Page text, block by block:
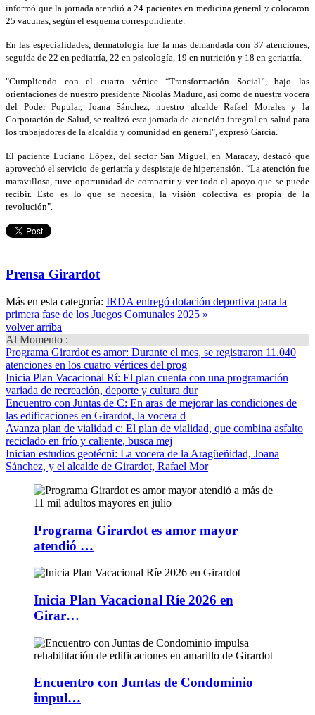
informó que la jornada atendió a 24 pacientes en medicina general y colocaron
25 vacunas, según el esquema correspondiente.
En las especialidades, dermatología fue la más demandada con 37 atenciones,
seguida de 22 en pediatría, 22 en psicología, 19 en nutrición y 18 en geriatría.
"Cumpliendo con el cuarto vértice “Transformación Social”, bajo las
orientaciones de nuestro presidente Nicolás Maduro, así como de nuestra vocera
del Poder Popular, Joana Sánchez, nuestro alcalde Rafael Morales y la
Corporación de Salud, se realizó esta jornada de atención integral en salud para
los trabajadores de la alcaldía y comunidad en general", expresó García.
El paciente Luciano López, del sector San Miguel, en Maracay, destacó que
aprovechó el servicio de geriatría y despistaje de hipertensión. “La atención fue
maravillosa, tuve oportunidad de compartir y ver todo el apoyo que se puede
recibir. Esto es lo que se necesita, la visión colectiva es propia de la
revolución".
Prensa Girardot
Más en esta categoría: IRDA entregó dotación deportiva para la
primera fase de los Juegos Comunales 2025 »
volver arriba
Al Momento :
Programa Girardot es amor: Durante el mes, se registraron 11.040
atenciones en los cuatro vértices del prog
Inicia Plan Vacacional Rí: El plan cuenta con una programación
variada de recreación, deporte y cultura dur
Encuentro con Juntas de C: En aras de mejorar las condiciones de
las edificaciones en Girardot, la vocera d
Avanza plan de vialidad c: El plan de vialidad, que combina asfalto
reciclado en frío y caliente, busca mej
Inician estudios geotécni: La vocera de la Aragüeñidad, Joana
Sánchez, y el alcalde de Girardot, Rafael Mor
Programa Girardot es amor mayor
atendió …
Inicia Plan Vacacional Ríe 2026 en
Girar…
Encuentro con Juntas de Condominio
impul…